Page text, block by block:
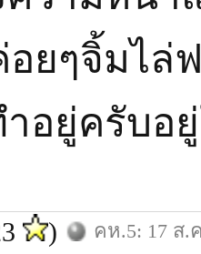
ยๆจิ้มไล่
อยู่ครับอ
) คห.5: 17 ส.